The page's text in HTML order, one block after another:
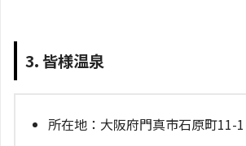
3. 皆様温泉
所在地：大阪府門真市石原町11-1